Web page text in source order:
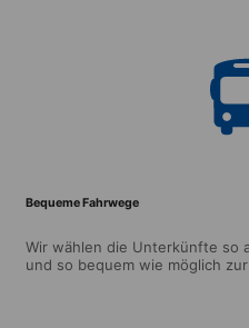
Bequeme Fahrwege
Wir wählen die Unterkünfte so
und so bequem wie möglich